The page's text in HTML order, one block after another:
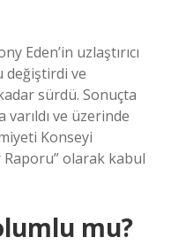
Eden’in uzlaştırıcı
değiştirdi ve
sürdü. Sonuçta
ve üzerinde
Konseyi
Raporu” olarak kabul
mu?